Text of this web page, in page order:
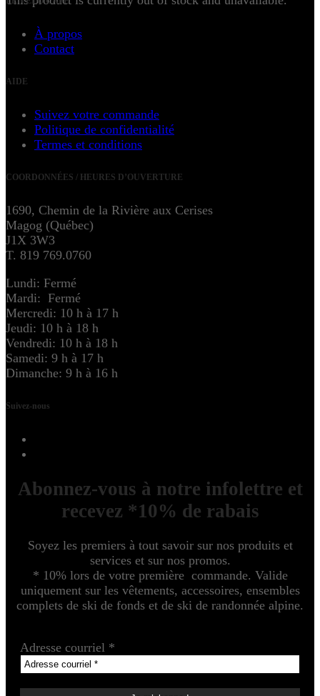
À propos
Contact
AIDE
Suivez votre commande
Politique de confidentialité
Termes et conditions
COORDONNÉES / HEURES D’OUVERTURE
1690, Chemin de la Rivière aux Cerises
Magog (Québec)
J1X 3W3
T. 819 769.0760
Lundi: Fermé
Mardi: Fermé
Mercredi: 10 h à 17 h
Jeudi: 10 h à 18 h
Vendredi: 10 h à 18 h
Samedi: 9 h à 17 h
Dimanche: 9 h à 16 h
Suivez-nous
Abonnez-vous à notre infolettre et
recevez *10% de rabais
Soyez les premiers à tout savoir sur nos produits et
services et sur nos promos.
* 10% lors de votre première commande. Valide
uniquement sur les vêtements, accessoires, ensembles
complets de ski de fonds et de ski de randonnée alpine.
Adresse courriel *